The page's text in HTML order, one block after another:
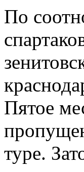
По
Пятое
туре.